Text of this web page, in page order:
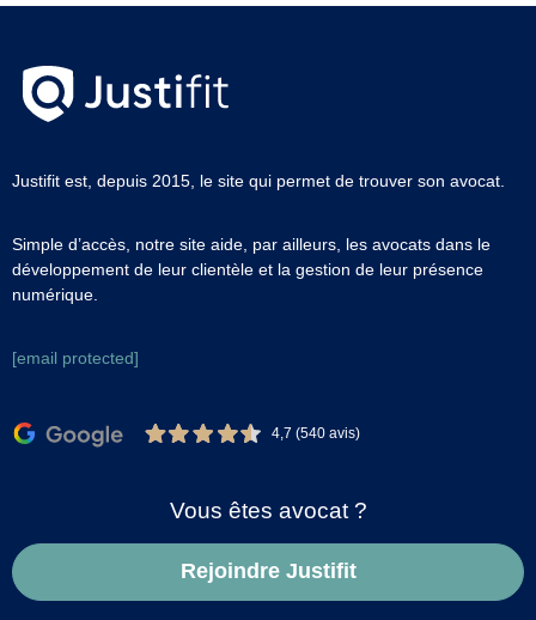
Justifit est, depuis 2015, le site qui permet de trouver son avocat.
Simple d’accès, notre site aide, par ailleurs, les avocats dans le
développement de leur clientèle et la gestion de leur présence
numérique.
[email protected]
4,7 (540 avis)
Vous êtes avocat ?
Rejoindre Justifit